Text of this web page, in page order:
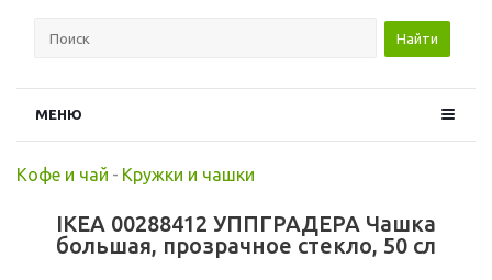
Найти
МЕНЮ
Кофе и чай - Кружки и чашки
IKEA 00288412 УППГРАДЕРА Чашка
большая, прозрачное стекло, 50 сл